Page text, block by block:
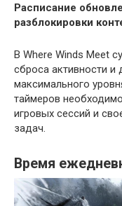
Расписание
разблокировки
В Where Winds Meet
сброса активности и
максимального
таймеров
игровых сессий и
задач.
Время